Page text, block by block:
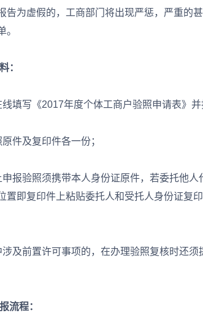
告为虚假的，工商部门将出现严惩，严重的
。
：
写《2017年度个体工商户验照申请表》并
及复印件各一份；
验照须携带本人身份证原件，若委托他人
置即复印件上粘贴委托人和受托人身份证复
前置许可事项的，在办理验照复核时还须
流程：